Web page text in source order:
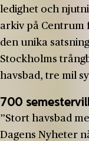
ledighet och
arkiv på Centrum
den unika
Stockholms
havsbad, tre mil
700
”Stort havsbad
Dagens Nyheter